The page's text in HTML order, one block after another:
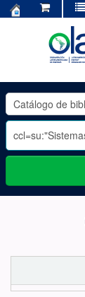
OLADE
-